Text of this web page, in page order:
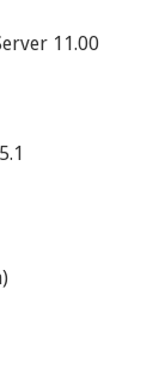
11.00